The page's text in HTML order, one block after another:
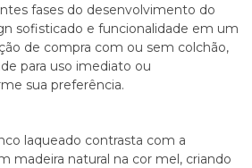
fases do desenvolvimento do
sofisticado e funcionalidade em um
de compra com ou sem colchão,
para uso imediato ou
sua preferência.
laqueado contrasta com a
madeira natural na cor mel, criando